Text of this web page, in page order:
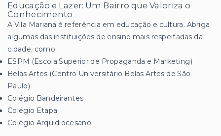
Educação e Lazer: Um Bairro que Valoriza o
Conhecimento
A Vila Mariana é referência em educação e cultura. Abriga
algumas das instituições de ensino mais respeitadas da
cidade, como:
ESPM (Escola Superior de Propaganda e Marketing)
Belas Artes (Centro Universitário Belas Artes de São
Paulo)
Colégio Bandeirantes
Colégio Etapa
Colégio Arquidiocesano